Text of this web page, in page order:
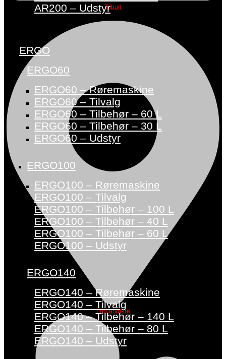
Tilbud
Forhandlere
AR200 – Udstyr
ERGO
ERGO60
ERGO60 – Røremaskine
ERGO60 – Tilvalg
ERGO60 – Tilbehør – 60 L
ERGO60 – Tilbehør – 30 L
ERGO60 – Udstyr
ERGO100
ERGO100 – Røremaskine
ERGO100 – Tilvalg
ERGO100 – Tilbehør – 100 L
ERGO100 – Tilbehør – 40 L
ERGO100 – Tilbehør – 60 L
ERGO100 – Udstyr
ERGO140
ERGO140 – Røremaskine
ERGO140 – Tilvalg
ERGO140 – Tilbehør – 140 L
ERGO140 – Tilbehør – 80 L
ERGO140 – Udstyr